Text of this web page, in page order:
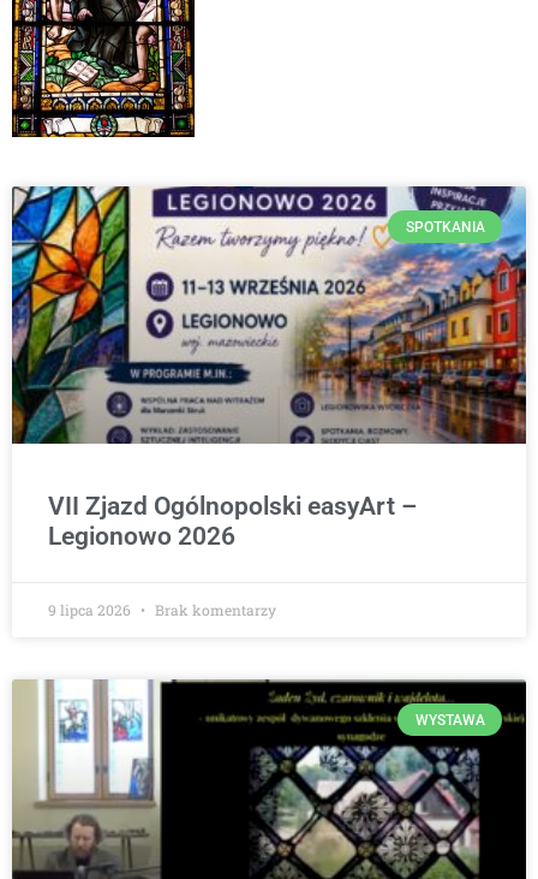
SPOTKANIA
VII Zjazd Ogólnopolski easyArt –
Legionowo 2026
9 lipca 2026 Brak komentarzy
WYSTAWA